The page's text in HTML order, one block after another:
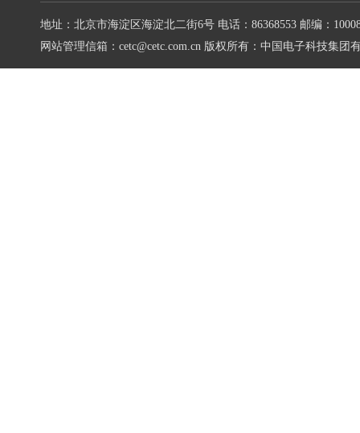
地址：北京市海淀区海淀北二街6号 电话：86368553 邮编：
网站管理信箱：cetc@cetc.com.cn 版权所有：中国电子科技集团